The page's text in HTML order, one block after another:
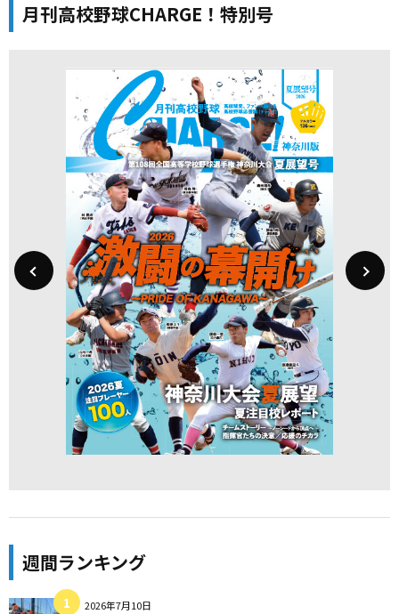
月刊高校野球CHARGE！特別号
週間ランキング
2026年7月10日